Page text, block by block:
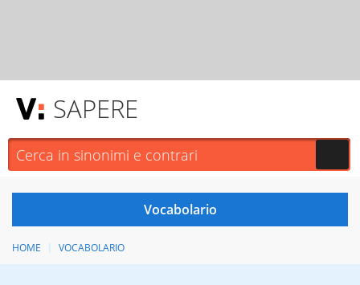
SAPERE
HOME VOCABOLARIO